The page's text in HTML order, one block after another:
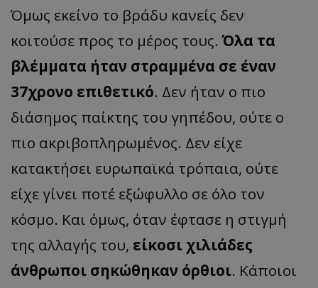
Όμως εκείνο το βράδυ κανείς δεν
κοιτούσε προς το μέρος τους.Όλα τα
βλέμματα ήταν στραμμένα σε έναν
37χρονο επιθετικό. Δεν ήταν ο πιο
διάσημος παίκτης του γηπέδου, ούτε ο
πιο ακριβοπληρωμένος. Δεν είχε
κατακτήσει ευρωπαϊκά τρόπαια, ούτε
είχε γίνει ποτέ εξώφυλλο σε όλο τον
κόσμο. Και όμως, όταν έφτασε η στιγμή
της αλλαγής του, είκοσι χιλιάδες
άνθρωποι σηκώθηκαν όρθιοι. Κάποιοι